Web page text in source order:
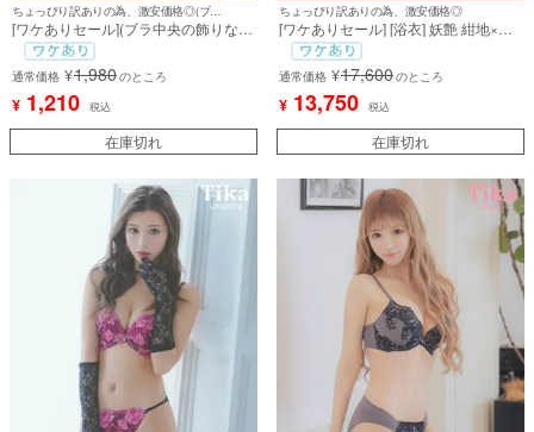
ちょっぴり訳ありの為、激安価格◎(ブラ中央の飾りなし)
[ワケありセール](ブラ中央の飾りな
し)[勝負下着] リバーレースカップブ
ラジャー＆ショーツ2点セット
通常価格 ¥1,980のところ
¥ 1,210 税込
在庫切れ
ちょっぴり訳ありの為、激安価格◎
[ワケありセール] [浴衣] 妖艶 紺地×水
彩百合の花 ゆかた3点セット (浴衣+平
帯or作り帯+下駄)
通常価格 ¥17,600のところ
¥ 13,750 税込
在庫切れ